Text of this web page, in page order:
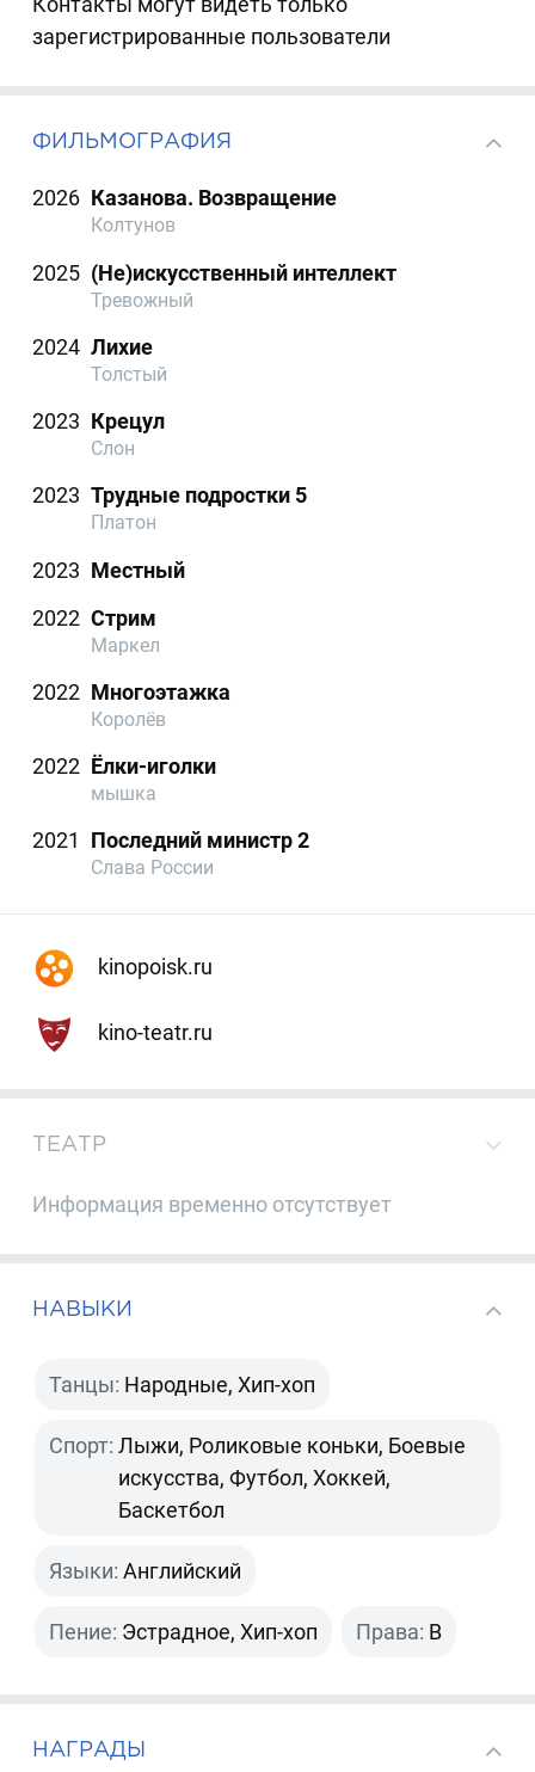
зарегистрированные пользователи
ФИЛЬМОГРАФИЯ
2026 Казанова. Возвращение
Колтунов
2025 (Не)искусственный интеллект
Тревожный
2024 Лихие
Толстый
2023 Крецул
Слон
2023 Трудные подростки 5
Платон
2023 Местный
2022 Стрим
Маркел
2022 Многоэтажка
Королёв
2022 Ёлки-иголки
мышка
2021 Последний министр 2
Слава России
kinopoisk.ru
kino-teatr.ru
ТЕАТР
Информация временно отсутствует
НАВЫКИ
Танцы: Народные, Хип-хоп
Спорт: Лыжи, Роликовые коньки, Боевые
искусства, Футбол, Хоккей,
Баскетбол
Языки: Английский
Пение: Эстрадное, Хип-хоп Права: B
НАГРАДЫ